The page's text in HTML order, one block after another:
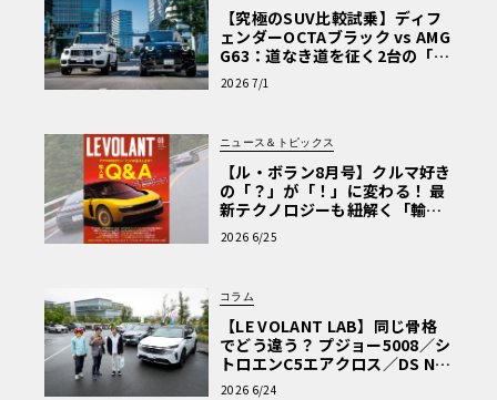
【究極のSUV比較試乗】ディフ
ェンダーOCTAブラック vs AMG
G63：道なき道を征く2台の「対
極的アプローチ」
2026 7/1
ニュース＆トピックス
【ル・ボラン8月号】クルマ好き
の「？」が「！」に変わる！ 最
新テクノロジーも紐解く「輸入
車Q&A」
2026 6/25
コラム
【LE VOLANT LAB】同じ骨格
でどう違う？ プジョー5008／シ
トロエンC5エアクロス／DS Nº4
読者一気乗りレポート
2026 6/24